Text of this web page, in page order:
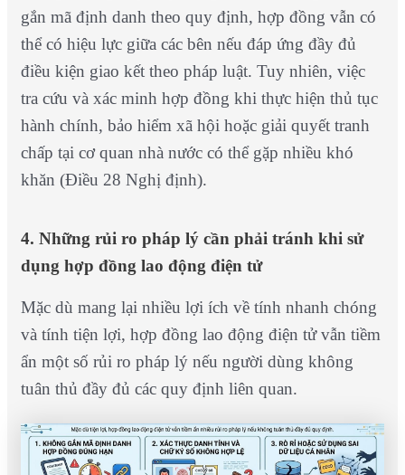
gắn mã định danh theo quy định, hợp đồng vẫn có
thể có hiệu lực giữa các bên nếu đáp ứng đầy đủ
điều kiện giao kết theo pháp luật. Tuy nhiên, việc
tra cứu và xác minh hợp đồng khi thực hiện thủ tục
hành chính, bảo hiểm xã hội hoặc giải quyết tranh
chấp tại cơ quan nhà nước có thể gặp nhiều khó
khăn (Điều 28 Nghị định).
4. Những rủi ro pháp lý cần phải tránh khi sử
dụng hợp đồng lao động điện tử
Mặc dù mang lại nhiều lợi ích về tính nhanh chóng
và tính tiện lợi, hợp đồng lao động điện tử vẫn tiềm
ẩn một số rủi ro pháp lý nếu người dùng không
tuân thủ đầy đủ các quy định liên quan.